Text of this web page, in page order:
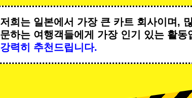
저희는 일본에서 가장 큰 카트 회사이며,
문하는 여행객들에게 가장 인기 있는 활동
강력히 추천드립니다.